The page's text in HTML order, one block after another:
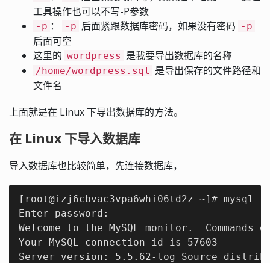
工具操作也可以不写-P参数
-p ： -p 后面紧跟数据库密码，如果没有密码 -p
后面可空
这里的 wordpress 是我要导出数据库的名称
/home/wordpress.sql 是导出保存的文件路径和
文件名
上面就是在 Linux 下导出数据库的方法。
在 Linux 下导入数据库
导入数据库也比较简单，先连接数据库，
[root@izj6cbvac3vpa6whi06td2z ~]# mysql
Enter password:
Welcome to the MySQL monitor.
Your MySQL connection id is 57603
Server version: 5.5.62-log Source